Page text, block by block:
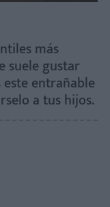
más
suele gustar
entrañable
a tus hijos.